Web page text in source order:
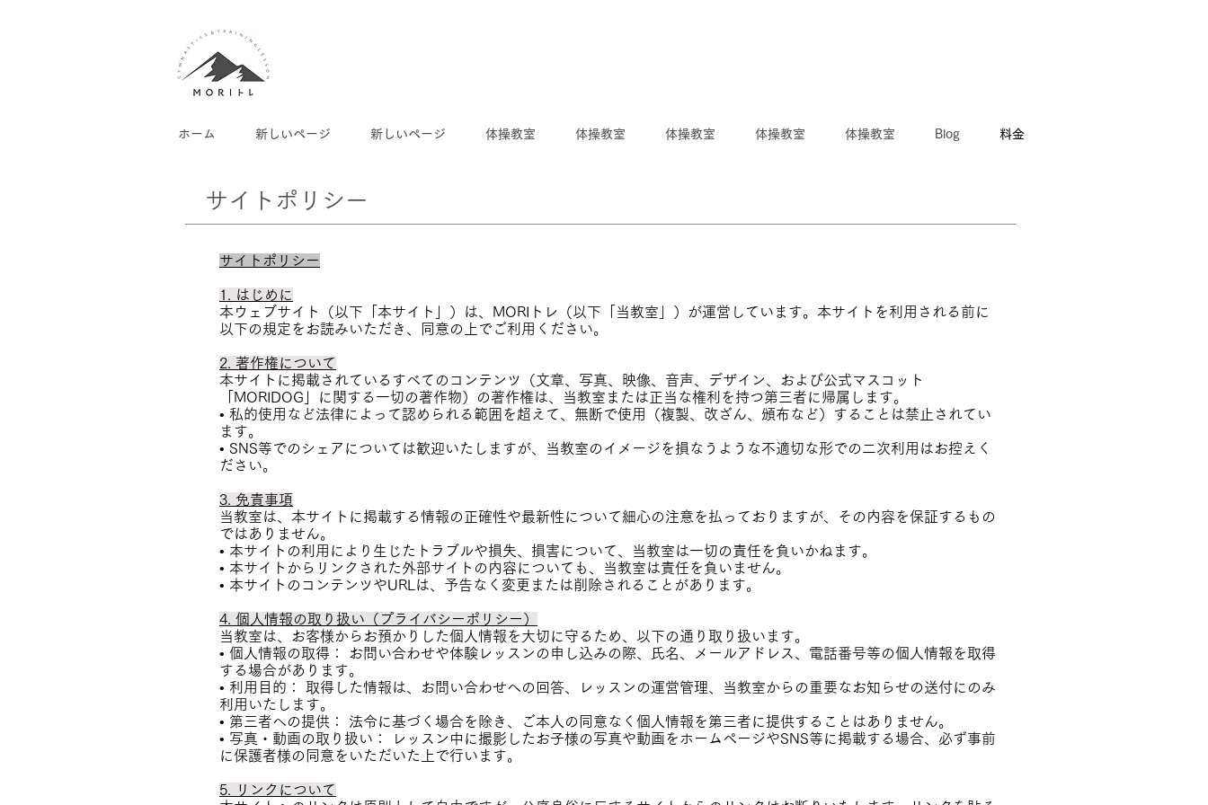
ホーム 新しいページ 新しいページ 体操教室 体操教室 体操教室 体操教室 体操教室 Blog 料金
サイトポリシー
サイトポリシー
1. はじめに
本ウェブサイト（以下「本サイト」）は、MORIトレ（以下「当教室」）が運営しています。本サイトを利用される前に
以下の規定をお読みいただき、同意の上でご利用ください。
2. 著作権について
本サイトに掲載されているすべてのコンテンツ（文章、写真、映像、音声、デザイン、および公式マスコット
「MORIDOG」に関する一切の著作物）の著作権は、当教室または正当な権利を持つ第三者に帰属します。
• 私的使用など法律によって認められる範囲を超えて、無断で使用（複製、改ざん、頒布など）することは禁止されてい
ます。
• SNS等でのシェアについては歓迎いたしますが、当教室のイメージを損なうような不適切な形での二次利用はお控えく
ださい。
3. 免責事項
当教室は、本サイトに掲載する情報の正確性や最新性について細心の注意を払っておりますが、その内容を保証するもの
ではありません。
• 本サイトの利用により生じたトラブルや損失、損害について、当教室は一切の責任を負いかねます。
• 本サイトからリンクされた外部サイトの内容についても、当教室は責任を負いません。
• 本サイトのコンテンツやURLは、予告なく変更または削除されることがあります。
4. 個人情報の取り扱い（プライバシーポリシー）
当教室は、お客様からお預かりした個人情報を大切に守るため、以下の通り取り扱います。
• 個人情報の取得： お問い合わせや体験レッスンの申し込みの際、氏名、メールアドレス、電話番号等の個人情報を取得
する場合があります。
• 利用目的： 取得した情報は、お問い合わせへの回答、レッスンの運営管理、当教室からの重要なお知らせの送付にのみ
利用いたします。
• 第三者への提供： 法令に基づく場合を除き、ご本人の同意なく個人情報を第三者に提供することはありません。
• 写真・動画の取り扱い： レッスン中に撮影したお子様の写真や動画をホームページやSNS等に掲載する場合、必ず事前
に保護者様の同意をいただいた上で行います。
5. リンクについて